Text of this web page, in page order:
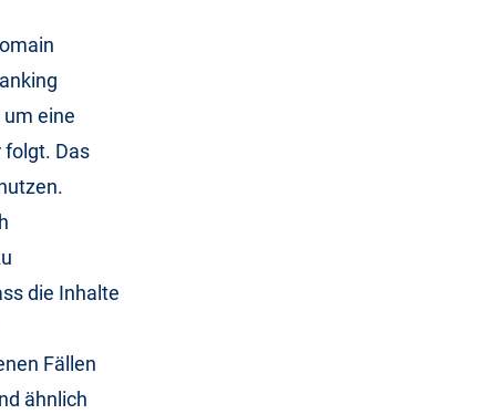
eine
folgt. Das
die Inhalte
Fällen
ähnlich